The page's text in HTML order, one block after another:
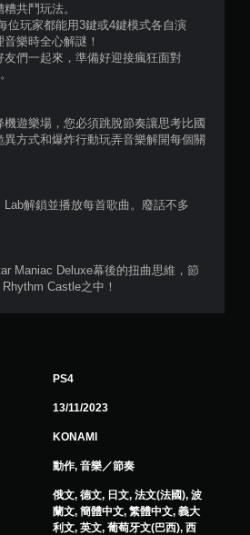
共鬥玩法。
位玩家都能用3鍵或4鍵模式各自演
樂時全心解謎！
們一起來，準備好迎接瘋狂面對
遊樂場，您必須跳脫節奏讓思考比國
異方式和爆炸行動玩弄音樂解開每個關
解鎖並播放每首歌曲。廢話不多
Maniac Deluxe幕後的扭曲思維，節
Castle之中！
PS4
13/11/2023
KONAMI
動作, 音樂／節奏
俄文, 德文, 日文, 法文(法國), 波
蘭文, 簡體中文, 繁體中文, 義大
利文, 英文, 葡萄牙文(巴西), 西